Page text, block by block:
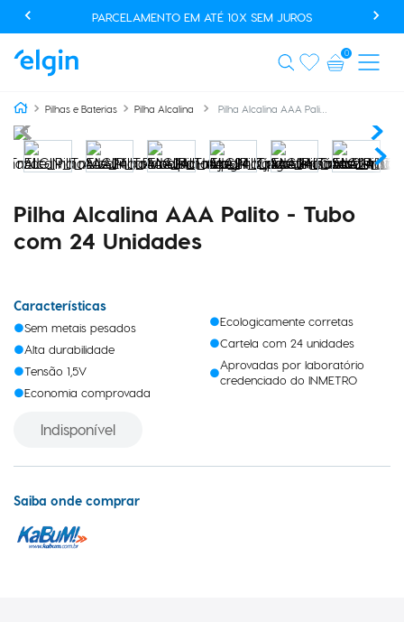
PARCELAMENTO EM ATÉ 10X SEM JUROS
0
Pilhas e Baterias Pilha Alcalina
Pilha Alcalina AAA Palito - Tubo
com 24 Unidades
Características
Sem metais pesados
Alta durabilidade
Tensão 1,5V
Economia comprovada
Ecologicamente corretas
Cartela com 24 unidades
Aprovadas por laboratório
credenciado do INMETRO
Indisponível
Saiba onde comprar